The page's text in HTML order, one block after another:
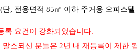
, 전용면적 85㎡ 이하 주거용 오피스
록 요건이 강화되었습니다.
소되신 분들은 2년 내 재등록이 제한